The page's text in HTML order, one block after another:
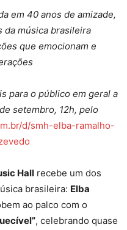
em 40 anos de amizade,
da música brasileira
que emocionam e
para o público em geral a
setembro, 12h, pelo
d/smh-elba-ramalho-
Hall recebe um dos
brasileira: Elba
ao palco com o
, celebrando quase